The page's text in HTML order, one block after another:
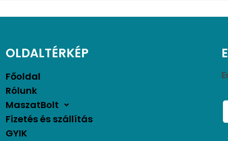
OLDALTÉRKÉP
Főoldal
Rólunk
MaszatBolt
Fizetés és szállítás
GYIK